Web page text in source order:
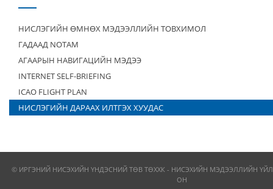
НИСЛЭГИЙН ӨМНӨХ МЭДЭЭЛЛИЙН ТОВХИМОЛ
ГАДААД NOTAM
АГААРЫН НАВИГАЦИЙН МЭДЭЭ
INTERNET SELF-BRIEFING
ICAO FLIGHT PLAN
НИСЛЭГИЙН ДАРААХ ИЛТГЭХ ХУУДАС
© ИРГЭНИЙ НИСЭХИЙН ҮНДЭСНИЙ ТӨВ ТӨХХК - НИСЭХИЙН МЭДЭЭЛЛИЙН
ОН